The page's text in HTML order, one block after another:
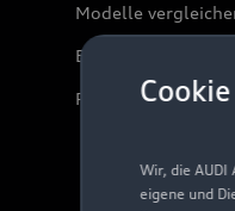
Wir, die
eigene und
Modelle
Elektromodelle
Plug-in-Hybride